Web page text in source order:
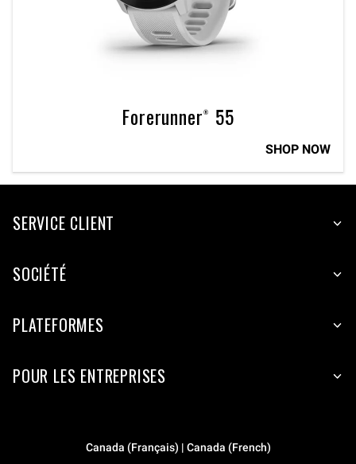
Forerunner® 55
SHOP NOW
SERVICE CLIENT
SOCIÉTÉ
PLATEFORMES
POUR LES ENTREPRISES
Canada (Français) | Canada (French)